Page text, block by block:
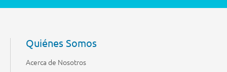
Quiénes Somos
Acerca de Nosotros